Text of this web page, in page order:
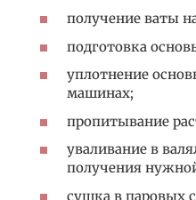
получение ваты
подготовка
уплотнение
машинах;
пропитывание
уваливание в
получения
сушка в паровых